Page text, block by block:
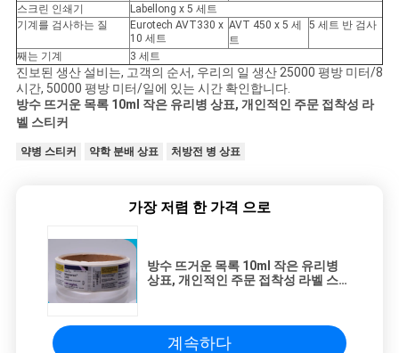
스크린 인쇄기
Labellong x 5 세트
기계를 검사하는 질
Eurotech AVT330 x
10 세트
AVT 450 x 5 세
트
5 세트 반 검사
째는 기계 3 세트
진보된 생산 설비는, 고객의 순서, 우리의 일 생산 25000 평방 미터/8
시간, 50000 평방 미터/일에 있는 시간 확인합니다.
방수 뜨거운 목록 10ml 작은 유리병 상표, 개인적인 주문 접착성 라
벨 스티커
약병 스티커 약학 분배 상표 처방전 병 상표
가장 저렴 한 가격 으로
방수 뜨거운 목록 10ml 작은 유리병
상표, 개인적인 주문 접착성 라벨 스티
계속하다